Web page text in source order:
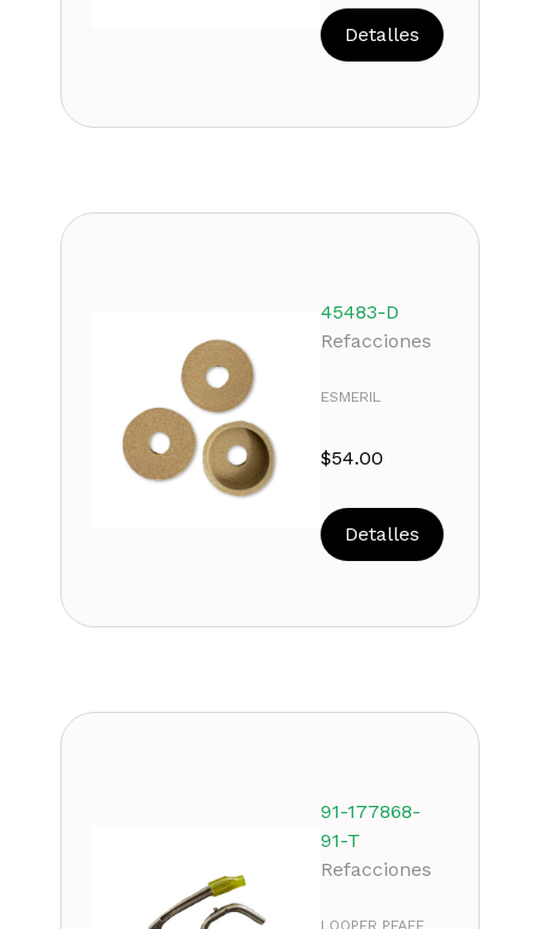
Detalles
45483-D
Refacciones
ESMERIL
$54.00
Detalles
91-177868-
91-T
Refacciones
LOOPER PFAFF